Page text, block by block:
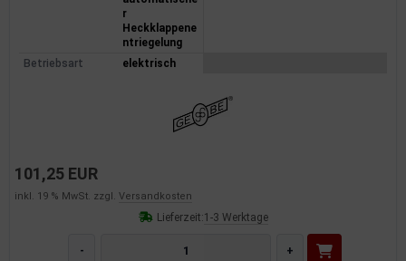
r
Heckklappene
ntriegelung
Betriebsart elektrisch
101,25 EUR
inkl. 19 % MwSt. zzgl. Versandkosten
Lieferzeit:1-3 Werktage
- +